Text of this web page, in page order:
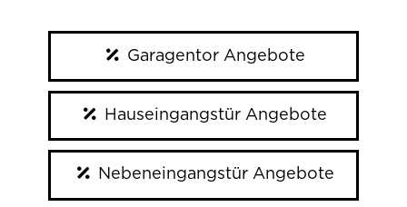
Garagentor Angebote
Hauseingangstür Angebote
Nebeneingangstür Angebote